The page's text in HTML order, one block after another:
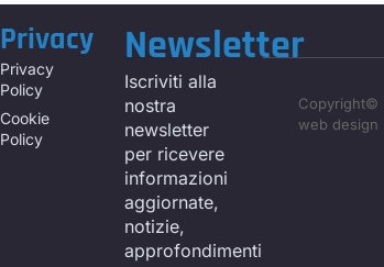
Privacy
Privacy
Policy
Cookie
Policy
Newsletter
Iscriviti alla
nostra
newsletter
per ricevere
informazioni
aggiornate,
notizie,
approfondimenti
Copyright©
web design